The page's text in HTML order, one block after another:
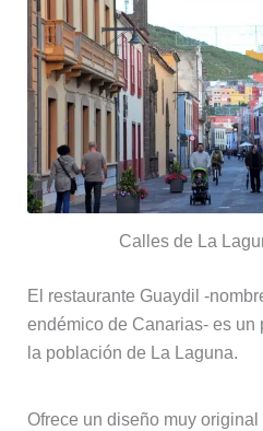
Calles de La
El restaurante Guaydil -
endémico de Canarias- es un
la población de La Laguna.
Ofrece un diseño muy